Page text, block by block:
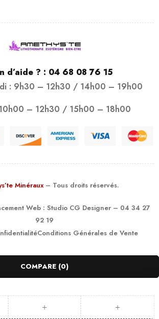
d’aide ? : 04 68 08 76 15
: 9h30 – 12h30 / 14h00 – 19h00
– 12h30 / 15h00 – 18h00
Minéraux – Tous droits réservés.
Web : Studio CG Designer– 04 34 27
92 19
Conditions Générales de Vente
COMPARE (0)